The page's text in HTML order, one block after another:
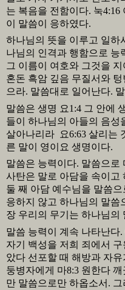
는 복음을 전함이다. 눅4:16
이 말씀이 응하였다.
하나님의 뜻을 이루고 일하
나님의 인격과 행함으로 능
그 이름이 여호와 그것을
혼돈 흑암 깊음 무질서와
으라. 말씀대로 일어난다.
말씀은 생명 요1:4 그 안에
들이 하나님의 아들의 음
살아나리라 요6:63 살리는
른 말이 영이요 생명이다.
말씀은 능력이다. 말씀으로
사탄은 말로 아담을 속이고
둘 째 아담 예수님을 말씀
응하지 않고 하나님의 말씀
장 우리의 무기는 하나님의
말씀 능력이 계속 나타난다.
자기 백성을 저희 죄에서
았다 선포할 때 해방과 자
둥병자에게 마8:3 원한다
만 말씀으로만 하옵소서 .